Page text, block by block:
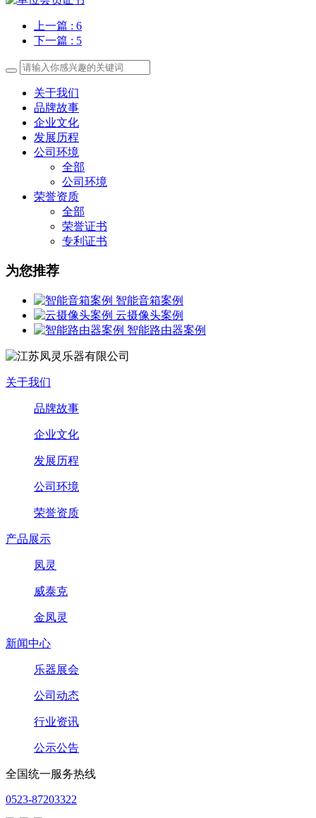
上一篇 : 6
下一篇 : 5
关于我们
品牌故事
企业文化
发展历程
公司环境
全部
公司环境
荣誉资质
全部
荣誉证书
专利证书
为您推荐
智能音箱案例
云摄像头案例
智能路由器案例
关于我们
品牌故事
企业文化
发展历程
公司环境
荣誉资质
产品展示
凤灵
威泰克
金凤灵
新闻中心
乐器展会
公司动态
行业资讯
公示公告
全国统一服务热线
0523-87203322